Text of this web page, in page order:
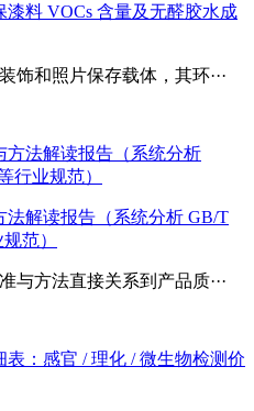
料 VOCs 含量及无醛胶水成
饰和照片保存载体，其环···
法解读报告（系统分析 GB/T
范）
与方法直接关系到产品质···